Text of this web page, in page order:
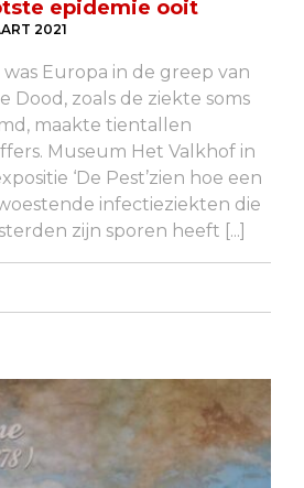
epidemie ooit
2021
Europa in de greep van
Dood, zoals de ziekte soms
maakte tientallen
Museum Het Valkhof in
‘De Pest’zien hoe een
infectieziekten die
zijn sporen heeft [...]